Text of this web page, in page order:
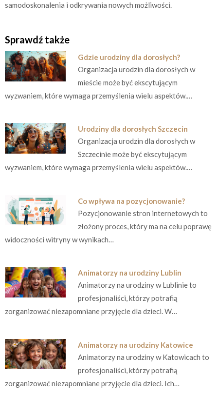
samodoskonalenia i odkrywania nowych możliwości.
Sprawdź także
Gdzie urodziny dla dorosłych?
Organizacja urodzin dla dorosłych w
mieście może być ekscytującym
wyzwaniem, które wymaga przemyślenia wielu aspektów.…
Urodziny dla dorosłych Szczecin
Organizacja urodzin dla dorosłych w
Szczecinie może być ekscytującym
wyzwaniem, które wymaga przemyślenia wielu aspektów.…
Co wpływa na pozycjonowanie?
Pozycjonowanie stron internetowych to
złożony proces, który ma na celu poprawę
widoczności witryny w wynikach…
Animatorzy na urodziny Lublin
Animatorzy na urodziny w Lublinie to
profesjonaliści, którzy potrafią
zorganizować niezapomniane przyjęcie dla dzieci. W…
Animatorzy na urodziny Katowice
Animatorzy na urodziny w Katowicach to
profesjonaliści, którzy potrafią
zorganizować niezapomniane przyjęcie dla dzieci. Ich…